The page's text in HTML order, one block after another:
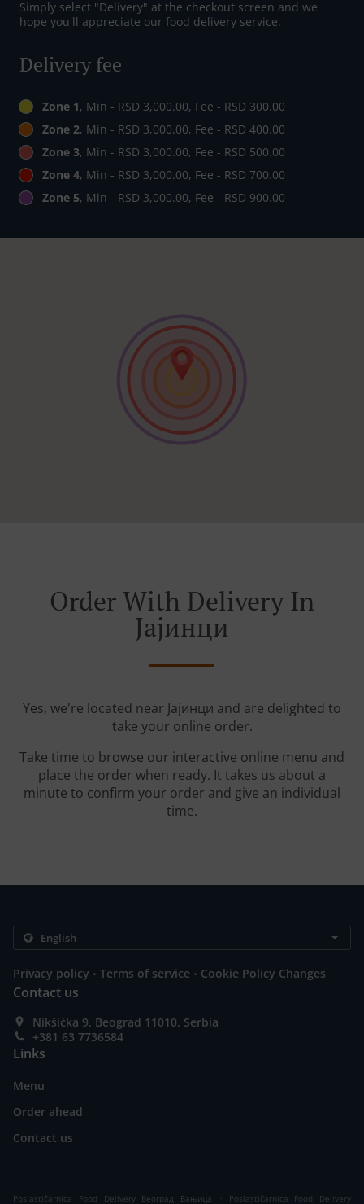
Simply select "Delivery" at the checkout screen and we
hope you'll appreciate our food delivery service.
Delivery fee
Zone 1, Min - RSD 3,000.00, Fee - RSD 300.00
Zone 2, Min - RSD 3,000.00, Fee - RSD 400.00
Zone 3, Min - RSD 3,000.00, Fee - RSD 500.00
Zone 4, Min - RSD 3,000.00, Fee - RSD 700.00
Zone 5, Min - RSD 3,000.00, Fee - RSD 900.00
Order With Delivery In
Јајинци
Yes, we're located near Јајинци and are delighted to
take your online order.
Take time to browse our interactive online menu and
place the order when ready. It takes us about a
minute to confirm your order and give an individual
time.
Privacy policy . Terms of service . Cookie Policy Changes
Contact us
Nikšićka 9, Beograd 11010, Serbia
+381 63 7736584
Links
Menu
Order ahead
Contact us
Poslastičarnica Food Delivery Београд Бањица . Poslastičarnica Food Delivery